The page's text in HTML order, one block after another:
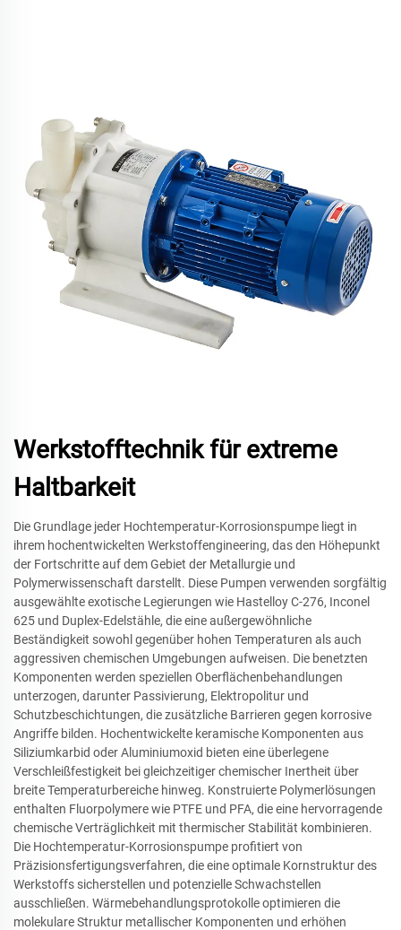
Werkstofftechnik für extreme
Haltbarkeit
Die Grundlage jeder Hochtemperatur-Korrosionspumpe liegt in
ihrem hochentwickelten Werkstoffengineering, das den Höhepunkt
der Fortschritte auf dem Gebiet der Metallurgie und
Polymerwissenschaft darstellt. Diese Pumpen verwenden sorgfältig
ausgewählte exotische Legierungen wie Hastelloy C-276, Inconel
625 und Duplex-Edelstähle, die eine außergewöhnliche
Beständigkeit sowohl gegenüber hohen Temperaturen als auch
aggressiven chemischen Umgebungen aufweisen. Die benetzten
Komponenten werden speziellen Oberflächenbehandlungen
unterzogen, darunter Passivierung, Elektropolitur und
Schutzbeschichtungen, die zusätzliche Barrieren gegen korrosive
Angriffe bilden. Hochentwickelte keramische Komponenten aus
Siliziumkarbid oder Aluminiumoxid bieten eine überlegene
Verschleißfestigkeit bei gleichzeitiger chemischer Inertheit über
breite Temperaturbereiche hinweg. Konstruierte Polymerlösungen
enthalten Fluorpolymere wie PTFE und PFA, die eine hervorragende
chemische Verträglichkeit mit thermischer Stabilität kombinieren.
Die Hochtemperatur-Korrosionspumpe profitiert von
Präzisionsfertigungsverfahren, die eine optimale Kornstruktur des
Werkstoffs sicherstellen und potenzielle Schwachstellen
ausschließen. Wärmebehandlungsprotokolle optimieren die
molekulare Struktur metallischer Komponenten und erhöhen